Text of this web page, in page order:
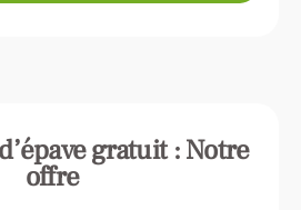
gratuit : Notre
offre